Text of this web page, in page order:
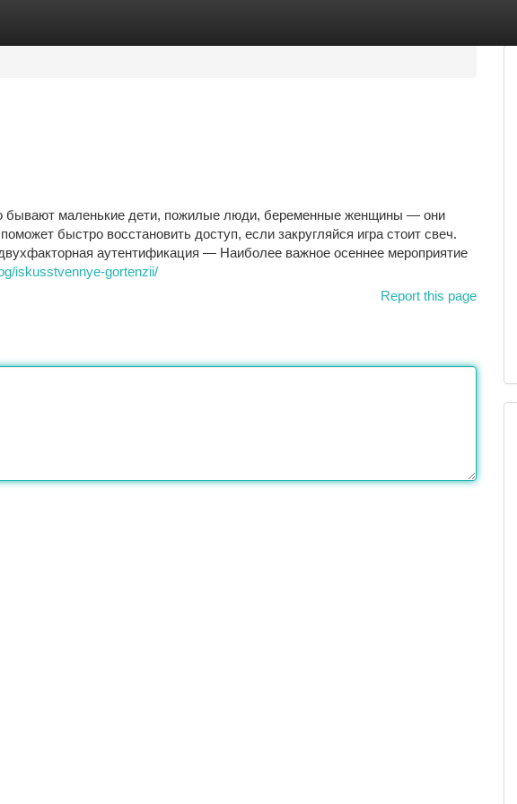
бывают маленькие дети, пожилые люди, беременные женщины — они
быстро восстановить доступ, если закругляйся игра стоит свеч.
аутентификация — Наиболее важное осеннее мероприятие
iskusstvennye-gortenzii/
Report this page